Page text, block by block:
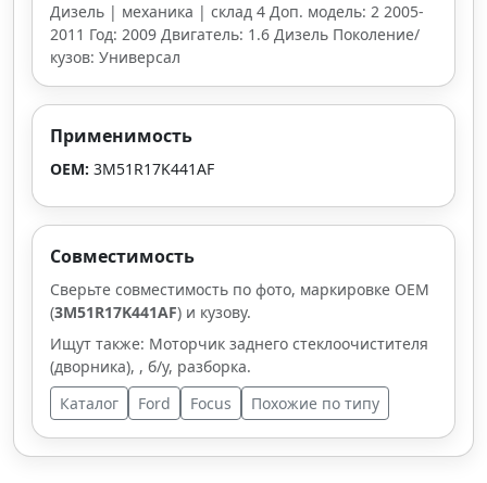
Дизель | механика | склад 4 Доп. модель: 2 2005-
2011 Год: 2009 Двигатель: 1.6 Дизель Поколение/
кузов: Универсал
Применимость
OEM: 3M51R17K441AF
Совместимость
Сверьте совместимость по фото, маркировке OEM
(3M51R17K441AF) и кузову.
Ищут также: Моторчик заднего стеклоочистителя
(дворника), , б/у, разборка.
Каталог
Ford Focus Похожие по типу